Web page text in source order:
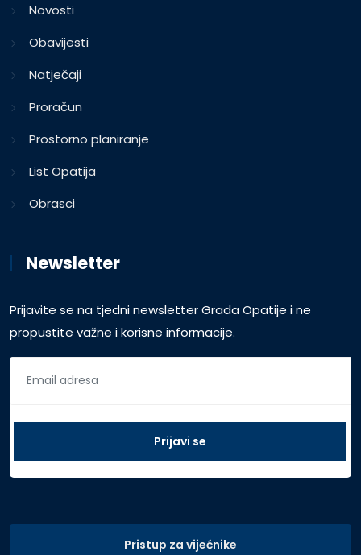
Novosti
Obavijesti
Natječaji
Proračun
Prostorno planiranje
List Opatija
Obrasci
Newsletter
Prijavite se na tjedni newsletter Grada Opatije i ne
propustite važne i korisne informacije.
Pristup za vijećnike